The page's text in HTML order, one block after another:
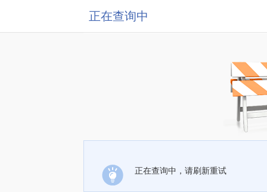
正在查询中
正在查询中，请刷新重试